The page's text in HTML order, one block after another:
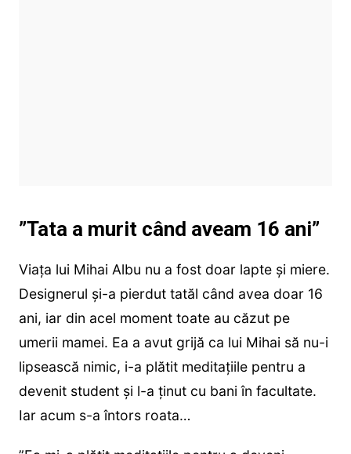
”Tata a murit când aveam 16 ani”
Viața lui Mihai Albu nu a fost doar lapte și miere.
Designerul și-a pierdut tatăl când avea doar 16
ani, iar din acel moment toate au căzut pe
umerii mamei. Ea a avut grijă ca lui Mihai să nu-i
lipsească nimic, i-a plătit meditațiile pentru a
devenit student și l-a ținut cu bani în facultate.
Iar acum s-a întors roata…